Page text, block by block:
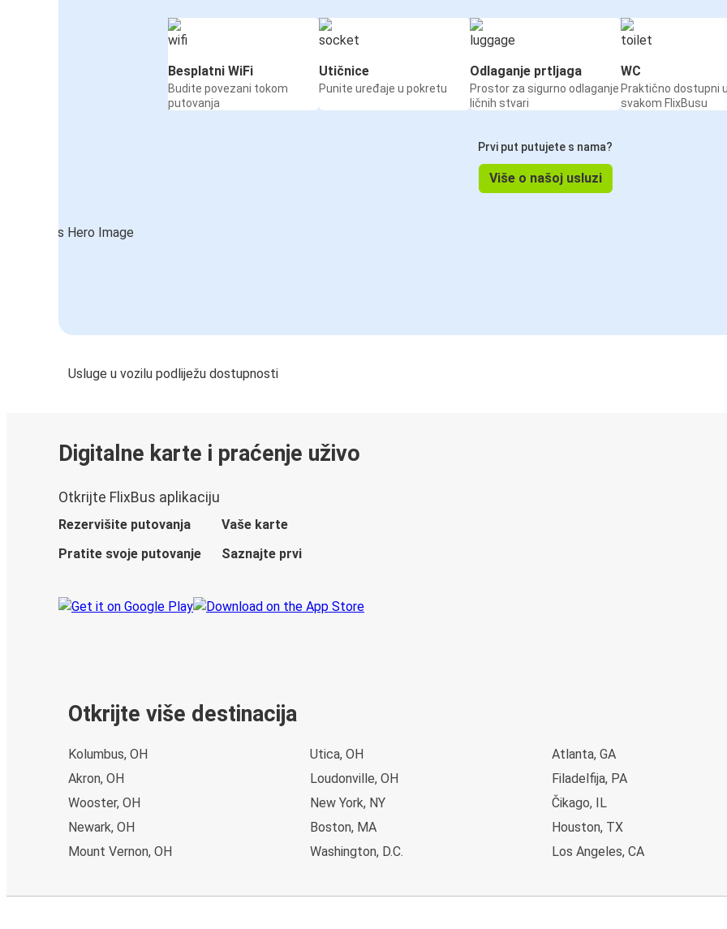
Besplatni WiFi
Budite povezani tokom
putovanja
Utičnice
Punite uređaje u pokretu
Odlaganje prtljaga
Prostor za sigurno odlaganje
ličnih stvari
WC
Praktično dostupni u
svakom FlixBusu
Prvi put putujete s nama?
Više o našoj usluzi
Usluge u vozilu podliježu dostupnosti
Digitalne karte i praćenje uživo
Otkrijte FlixBus aplikaciju
Rezervišite putovanja
Vaše karte
Pratite svoje putovanje
Saznajte prvi
Otkrijte više destinacija
Kolumbus, OH
Akron, OH
Wooster, OH
Newark, OH
Mount Vernon, OH
Utica, OH
Loudonville, OH
New York, NY
Boston, MA
Washington, D.C.
Atlanta, GA
Filadelfija, PA
Čikago, IL
Houston, TX
Los Angeles, CA